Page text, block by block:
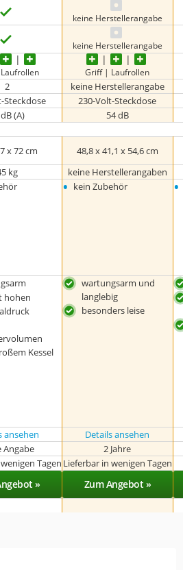
keine Herstellerangabe
keine Herstellerangabe
Griff | Laufrollen
2 keine Herstellerangabe
Steckdose 230-Volt-Steckdose
(A) 54 dB
x 72 cm ‎48,8 x 41,1 x 54,6 cm
kg keine Herstellerangaben
• kein Zubehör •
hohen
Kessel
wartungsarm und
langlebig
besonders leise
ansehen Details ansehen
Angabe 2 Jahre
Tagen Lieferbar in wenigen Tagen
» Zum Angebot »